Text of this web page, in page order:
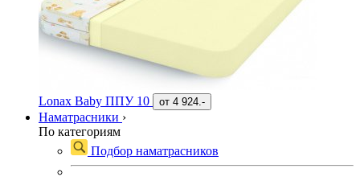
Lonax Baby ППУ 10 от 4 924.-
Наматрасники ›
По категориям
Подбор наматрасников